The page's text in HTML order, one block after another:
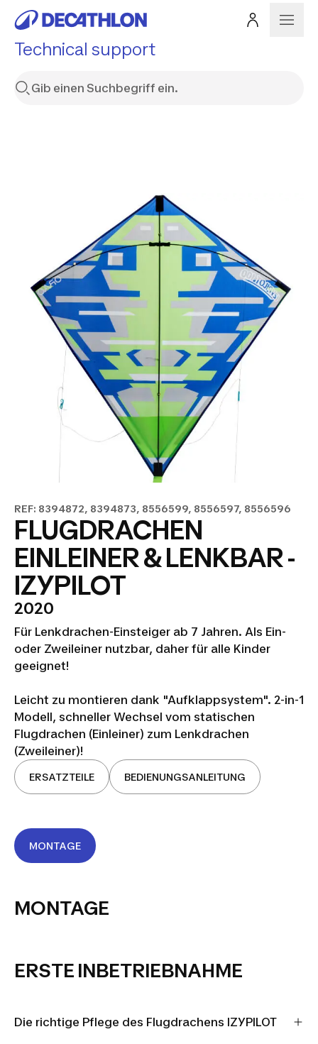
Technical support
REF: 8394872, 8394873, 8556599, 8556597, 8556596
FLUGDRACHEN
EINLEINER & LENKBAR -
IZYPILOT
2020
Für Lenkdrachen-Einsteiger ab 7 Jahren. Als Ein-
oder Zweileiner nutzbar, daher für alle Kinder
geeignet!
Leicht zu montieren dank "Aufklappsystem". 2-in-1
Modell, schneller Wechsel vom statischen
Flugdrachen (Einleiner) zum Lenkdrachen
(Zweileiner)!
ERSATZTEILE BEDIENUNGSANLEITUNG
MONTAGE
MONTAGE
FLUGDRACHEN
LENKBAR -
ERSTE INBETRIEBNAHME
Die richtige Pflege des Flugdrachens IZYPILOT